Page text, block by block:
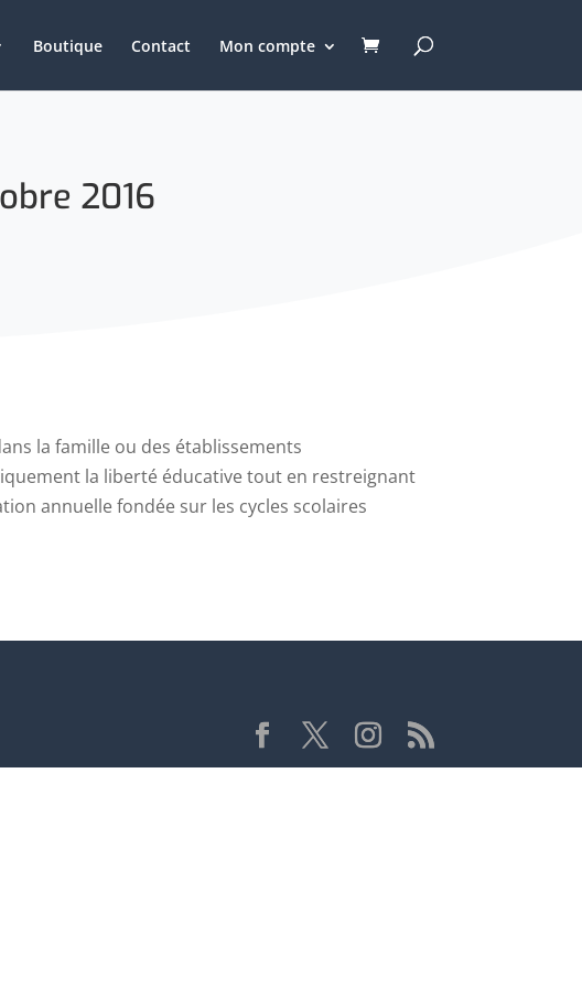
Boutique Contact Mon compte
2016
la famille ou des établissements
la liberté éducative tout en restreignant
annuelle fondée sur les cycles scolaires